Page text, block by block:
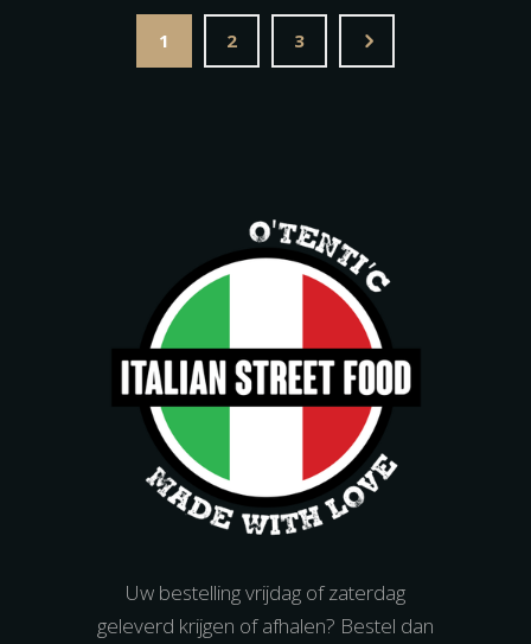
1 2 3 5
Uw bestelling vrijdag of zaterdag
geleverd krijgen of afhalen? Bestel dan